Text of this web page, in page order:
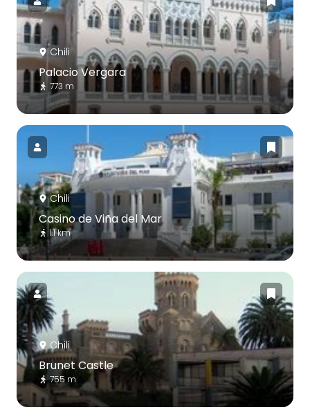
Chili
Palacio Vergara
773 m
Chili
Casino de Viña del Mar
1.1 km
Chili
Brunet Castle
755 m